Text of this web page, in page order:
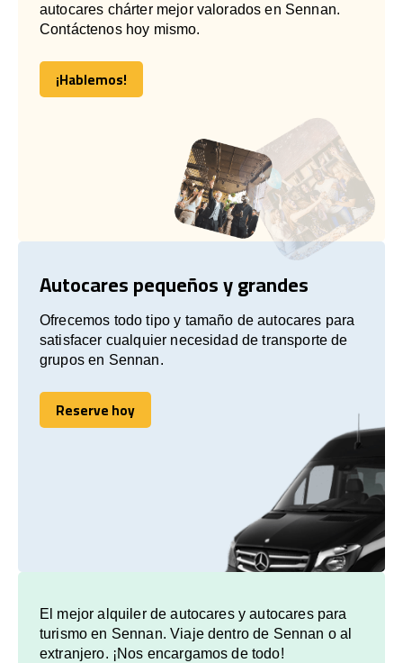
autocares chárter mejor valorados en Sennan.
Contáctenos hoy mismo.
¡Hablemos!
¡Hablemos!
Autocares pequeños y grandes
Ofrecemos todo tipo y tamaño de autocares para
satisfacer cualquier necesidad de transporte de
grupos en Sennan.
Reserve hoy
Reserve hoy
El mejor alquiler de autocares y autocares para
turismo en Sennan. Viaje dentro de Sennan o al
extranjero. ¡Nos encargamos de todo!